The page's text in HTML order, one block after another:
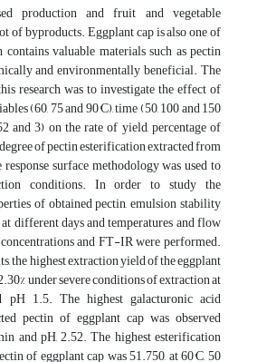
production and fruit and vegetable
of byproducts. Eggplant cap is also one of
valuable materials such as pectin
and environmentally beneficial. The
research was to investigate the effect of
(60, 75 and 90°C), time (50, 100 and 150
and 3) on the rate of yield, percentage of
of pectin esterification extracted from
surface methodology was used to
conditions. In order to study the
of obtained pectin, emulsion stability
different days and temperatures and flow
and FT-IR were performed.
the highest extraction yield of the eggplant
under severe conditions of extraction at
pH 1.5. The highest galacturonic acid
pectin of eggplant cap was observed
and pH, 2.52. The highest esterification
of eggplant cap was 51.750, at 60°C, 50